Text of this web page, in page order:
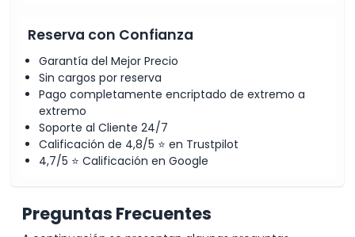
Reserva con Confianza
Garantía del Mejor Precio
Sin cargos por reserva
Pago completamente encriptado de extremo a
extremo
Soporte al Cliente 24/7
Calificación de 4,8/5 ⭐ en Trustpilot
4,7/5 ⭐ Calificación en Google
Preguntas Frecuentes